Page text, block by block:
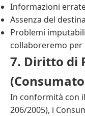
Informazioni
Assenza del
Problemi
collaboreremo per
7. Diritto di
In conformità con
206/2005), i